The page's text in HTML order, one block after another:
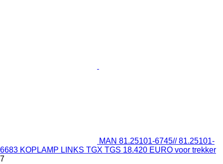
MAN 81.25101-6745// 81.25101-
6683 KOPLAMP LINKS TGX TGS 18.420 EURO voor trekker
7